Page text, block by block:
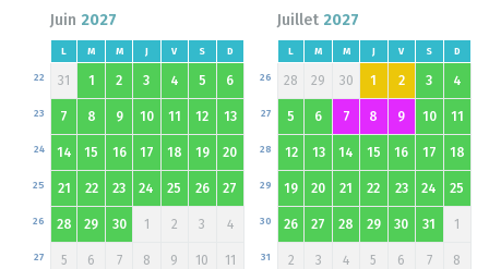
Juin 2027
L M M J V S D
31
22 1 2 3 4 5 6
7
23 8 9 10 11 12 13
14
24 15 16 17 18 19 20
21
25 22 23 24 25 26 27
28
26 29 30 1 2 3 4
5
27 6 7 8 9 10 11
Juillet 2027
L M M J V S D
28
26 29 30 1 2 3 4
5
27 6 7 8 9 10 11
12
28 13 14 15 16 17 18
19
29 20 21 22 23 24 25
26
30 27 28 29 30 31 1
2
31 3 4 5 6 7 8